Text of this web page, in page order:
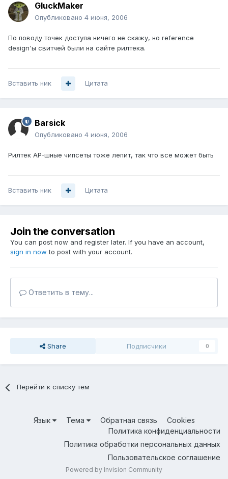
GluckMaker
Опубликовано 4 июня, 2006
По поводу точек доступа ничего не скажу, но reference
design'ы свитчей были на сайте рилтека.
Вставить ник Цитата
Barsick
Опубликовано 4 июня, 2006
Рилтек AP-шные чипсеты тоже лепит, так что все может быть
Вставить ник Цитата
Join the conversation
You can post now and register later. If you have an account,
sign in now to post with your account.
Ответить в тему...
Share Подписчики 0
Перейти к списку тем
Язык Тема Обратная связь
Cookies
Политика конфиденциальности
Политика обработки персональных данных
Пользовательское соглашение
Powered by Invision Community